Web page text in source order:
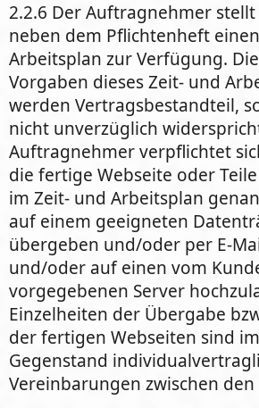
2.2.6 Der Auftragnehmer
neben dem Pflichtenheft
Arbeitsplan zur Verfügung.
Vorgaben dieses Zeit- und
werden Vertragsbestandteil,
nicht unverzüglich
Auftragnehmer verpflichtet
die fertige Webseite oder
im Zeit- und Arbeitsplan
auf einem geeigneten
übergeben und/oder per E-
und/oder auf einen vom
vorgegebenen Server
Einzelheiten der Übergabe
der fertigen Webseiten sind
Gegenstand
Vereinbarungen zwischen